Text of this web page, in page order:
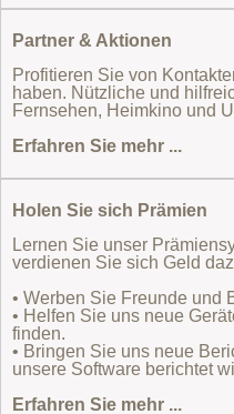
Partner & Aktionen
Profitieren Sie von
haben. Nützliche und
Fernsehen, Heimkino und
Erfahren Sie mehr ...
Holen Sie sich Prämien
Lernen Sie unser
verdienen Sie sich Geld
• Werben Sie Freunde und
• Helfen Sie uns neue
finden.
• Bringen Sie uns neue
unsere Software berichtet
Erfahren Sie mehr ...